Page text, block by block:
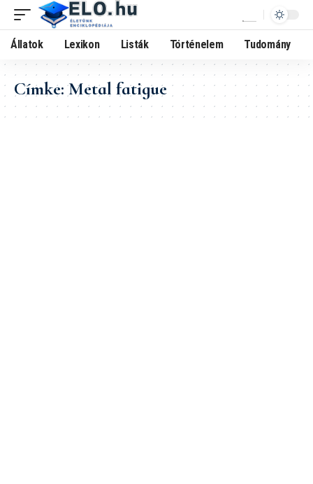
Állatok Lexikon Listák Történelem Tudomány
Címke:Metal fatigue